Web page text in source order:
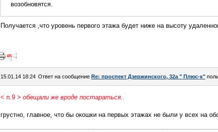
возобновятся.
Получается ,что уровень первого этажа будет ниже на высоту
15.01.14 18:24 Ответ на сообщение Re: проспект Дзержинского, 32а " Плюс-к"
< п.9 > обещали же вроде постараться..
грустно, главное, что бы окошки на первых этажах не были у всех на